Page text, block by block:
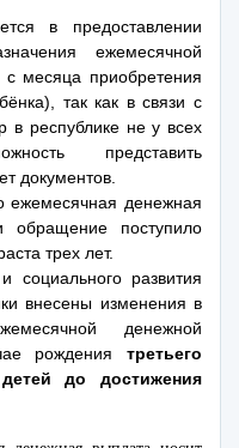
в предоставлении
ежемесячной
месяца приобретения
так как в связи с
в республике не у всех
представить
документов.
ежемесячная денежная
обращение поступило
трех лет.
социального развития
внесены изменения в
денежной
рождения третьего
до достижения